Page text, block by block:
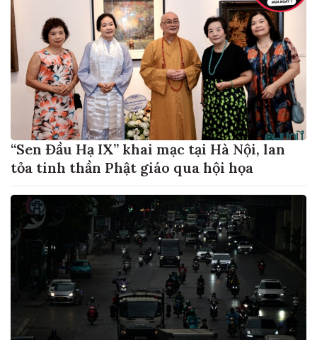
“Sen Đầu Hạ IX” khai mạc tại Hà Nội, lan
tỏa tinh thần Phật giáo qua hội họa